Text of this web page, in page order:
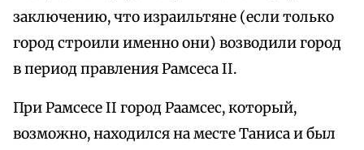
заключению, что израильтяне (если только
город строили именно они) возводили город
в период правления Рамсеса II.
При Рамсесе II город Раамсес, который,
возможно, находился на месте Таниса и был